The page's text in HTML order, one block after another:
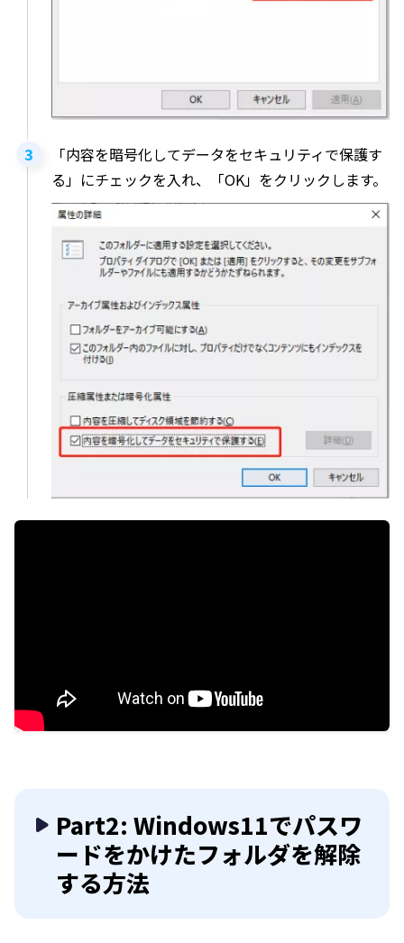
「内容を暗号化してデータをセキュリティで保護す
る」にチェックを入れ、「OK」をクリックします。
Part2: Windows11でパスワ
ードをかけたフォルダを解除
する方法